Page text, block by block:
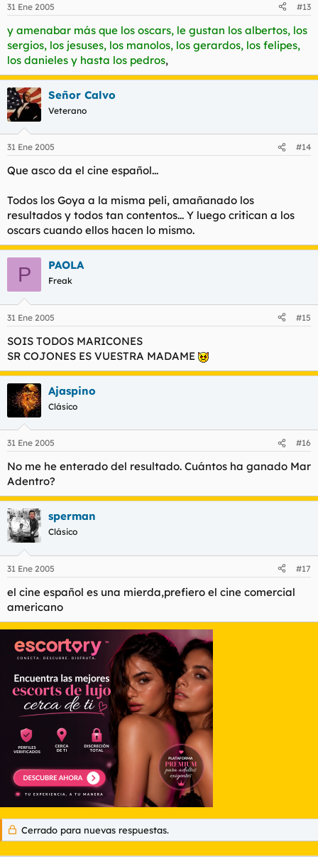
31 Ene 2005 #13
y amenabar más que los oscars, le gustan los albertos, los
sergios, los jesuses, los manolos, los gerardos, los felipes,
los danieles y hasta los pedros,
Señor Calvo
Veterano
31 Ene 2005 #14
Que asco da el cine español...
Todos los Goya a la misma peli, amañanado los
resultados y todos tan contentos... Y luego critican a los
oscars cuando ellos hacen lo mismo.
P PAOLA
Freak
31 Ene 2005 #15
SOIS TODOS MARICONES
SR COJONES ES VUESTRA MADAME
Ajaspino
Clásico
31 Ene 2005 #16
No me he enterado del resultado. Cuántos ha ganado Mar
Adentro?
sperman
Clásico
31 Ene 2005 #17
el cine español es una mierda,prefiero el cine comercial
americano
Cerrado para nuevas respuestas.